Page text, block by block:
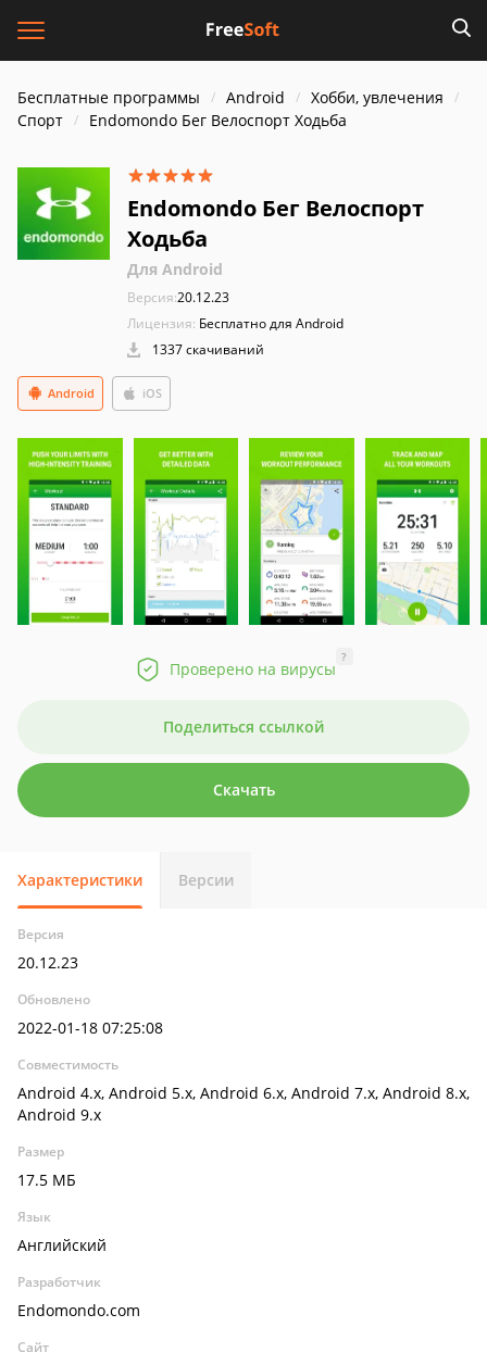
Бесплатные программы Android
Хобби, увлечения
Спорт
Endomondo Бег Велоспорт Ходьба
Endomondo Бег Велоспорт
Ходьба
Для Android
Версия:20.12.23
Лицензия: Бесплатно для Android
1337 скачиваний
Android iOS
Проверено на вирусы
?
Поделиться ссылкой
Скачать
Характеристики Версии
Версия
20.12.23
Обновлено
2022-01-18 07:25:08
Совместимость
Android 4.x, Android 5.x, Android 6.x, Android 7.x, Android 8.x,
Android 9.x
Размер
17.5 МБ
Язык
Английский
Разработчик
Endomondo.com
Сайт